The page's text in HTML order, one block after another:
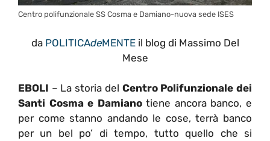
Centro polifunzionale SS Cosma e Damiano-nuova sede ISES
da POLITICAdeMENTEil blog di Massimo Del
Mese
EBOLI – La storia del Centro Polifunzionale dei
Santi Cosma e Damianotiene ancora banco, e
per come stanno andando le cose, terrà banco
per un bel po’ di tempo, tutto quello che si